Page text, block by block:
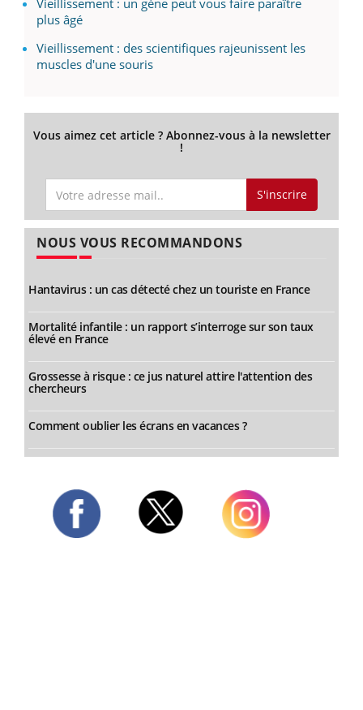
Vieillissement : un gène peut vous faire paraître
plus âgé
Vieillissement : des scientifiques rajeunissent les
muscles d'une souris
Vous aimez cet article ? Abonnez-vous à la newsletter
!
S'inscrire
NOUS VOUS RECOMMANDONS
Hantavirus : un cas détecté chez un touriste en France
Mortalité infantile : un rapport s’interroge sur son taux
élevé en France
Grossesse à risque : ce jus naturel attire l'attention des
chercheurs
Comment oublier les écrans en vacances ?